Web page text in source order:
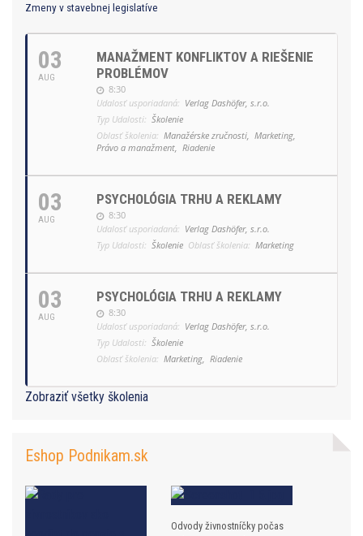
Zmeny v stavebnej legislatíve
03
AUG
MANAŽMENT KONFLIKTOV A RIEŠENIE
PROBLÉMOV
8:30
Udalosť usporiadaná: Verlag Dashöfer, s.r.o.
Typ Udalosti: Školenie
Oblasť školenia: Manažérske zručnosti, Marketing,
Právo a manažment, Riadenie
03
AUG
PSYCHOLÓGIA TRHU A REKLAMY
8:30
Udalosť usporiadaná: Verlag Dashöfer, s.r.o.
Typ Udalosti: Školenie Oblasť školenia: Marketing
03
AUG
PSYCHOLÓGIA TRHU A REKLAMY
8:30
Udalosť usporiadaná: Verlag Dashöfer, s.r.o.
Typ Udalosti: Školenie
Oblasť školenia: Marketing, Riadenie
Zobraziť všetky školenia
Eshop Podnikam.sk
Odvody živnostníčky počas